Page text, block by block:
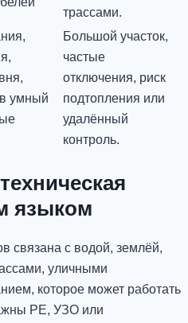
трассами.
умный
Большой участок,
частые
отключения, риск
подтопления или
удалённый
контроль.
языком
связана с водой, землёй,
уличными
которое может работать
PE, УЗО или